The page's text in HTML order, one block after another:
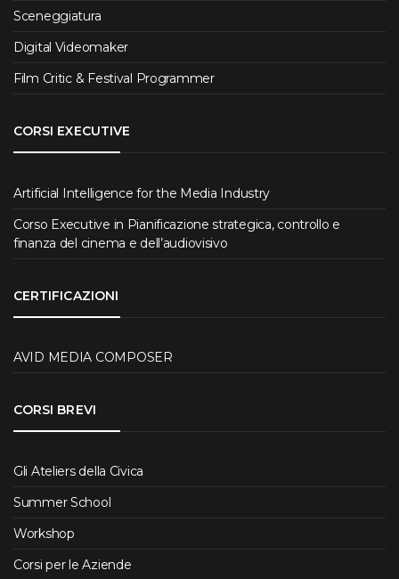
Sceneggiatura
Digital Videomaker
Film Critic & Festival Programmer
CORSI EXECUTIVE
Artificial Intelligence for the Media Industry
Corso Executive in Pianificazione strategica, controllo e
finanza del cinema e dell’audiovisivo
CERTIFICAZIONI
AVID MEDIA COMPOSER
CORSI BREVI
Gli Ateliers della Civica
Summer School
Workshop
Corsi per le Aziende